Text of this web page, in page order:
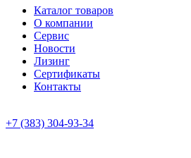
Каталог товаров
О компании
Сервис
Новости
Лизинг
Сертификаты
Контакты
+7 (383) 304-93-34